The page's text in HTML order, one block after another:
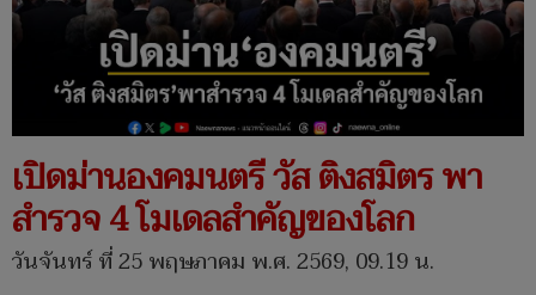
เปิดม่านองคมนตรี วัส ติงสมิตร พา
สำรวจ 4 โมเดลสำคัญของโลก
วันจันทร์ ที่ 25 พฤษภาคม พ.ศ. 2569, 09.19 น.